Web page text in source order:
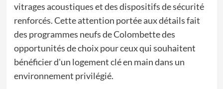
vitrages acoustiques et des dispositifs de sécurité
renforcés. Cette attention portée aux détails fait
des programmes neufs de Colombette des
opportunités de choix pour ceux qui souhaitent
bénéficier d'un logement clé en main dans un
environnement privilégié.